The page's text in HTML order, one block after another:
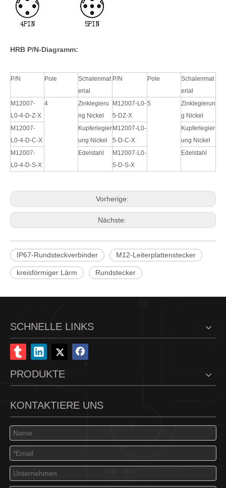
HRB P/N-Diagramm:
P/N Pole
Schalenmat
erial
P/N Pole
Schalenmat
erial
M12007-
L0-4-D-Z-X
4
Zinklegieru
ng Nickel
M12007-L0-
5-DZ-X
5
Zinklegierun
g Nickel
M12007-
L0-4-D-C-X
Kupferlegier
ung Nickel
M12007-L0-
5-D-C-X
Kupferlegier
ung Nickel
M12007-
L0-4-D-S-X
Edelstahl
M12007-L0-
5-D-S-X
Edelstahl
Vorherige:
Nächste:
IP67-Rundsteckverbinder M12-Leiterplattenstecker
kreisförmiger Lärm Rundstecker
SCHNELLE LINKS
PRODUKTE
KONTAKTIERE UNS